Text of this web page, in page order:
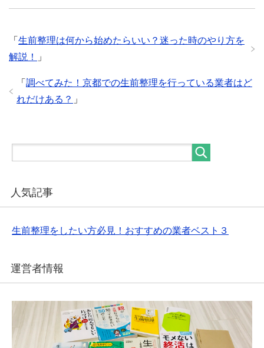
「 生前整理は何から始めたらいい？迷った時のやり方を
解説！
」
「 調べてみた！京都での生前整理を行っている業者はど
れだけある？ 」
人気記事
生前整理をしたい方必見！おすすめの業者ベスト３
運営者情報